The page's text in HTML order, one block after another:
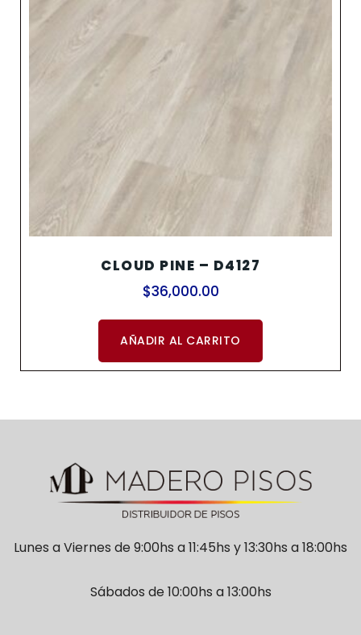
CLOUD PINE – D4127
$36,000.00
AÑADIR AL CARRITO
Lunes a Viernes de 9:00hs a 11:45hs y 13:30hs a 18:00hs
Sábados de 10:00hs a 13:00hs